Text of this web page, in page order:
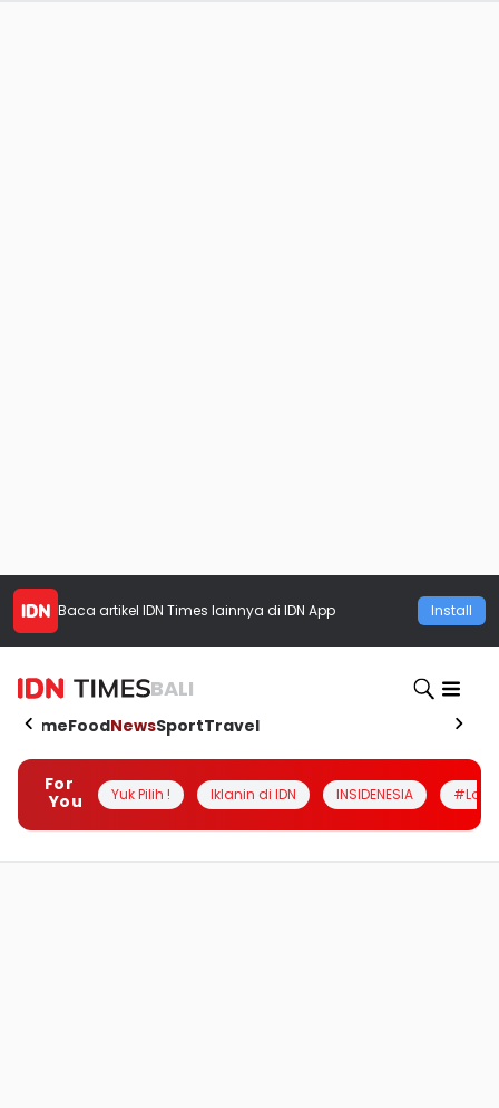
Baca artikel IDN Times lainnya di IDN App Install
BALI
HomeFoodNewsSportTravel
For
You
Yuk Pilih ! Iklanin di IDN INSIDENESIA